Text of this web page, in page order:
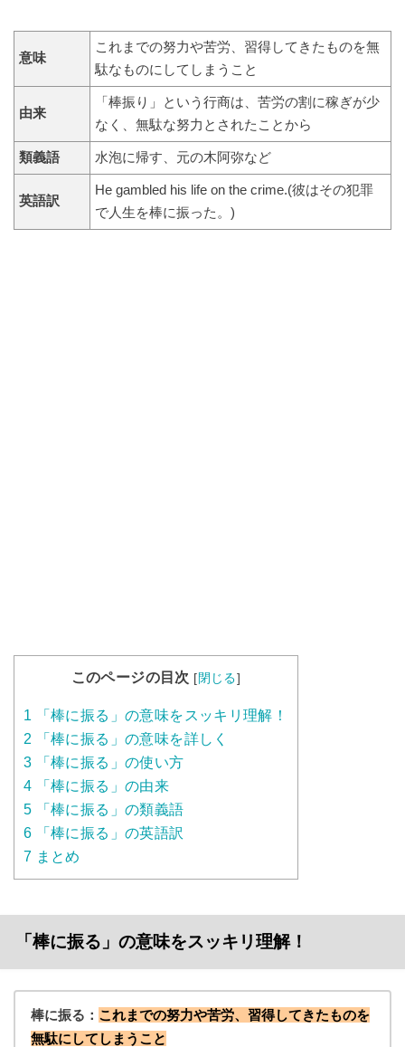
意味
これまでの努力や苦労、習得してきたものを無
駄なものにしてしまうこと
由来
「棒振り」という行商は、苦労の割に稼ぎが少
なく、無駄な努力とされたことから
類義語 水泡に帰す、元の木阿弥など
英語訳
He gambled his life on the crime.(彼はその犯罪
で人生を棒に振った。)
このページの目次 [閉じる]
1 「棒に振る」の意味をスッキリ理解！
2 「棒に振る」の意味を詳しく
3 「棒に振る」の使い方
4 「棒に振る」の由来
5 「棒に振る」の類義語
6 「棒に振る」の英語訳
7 まとめ
「棒に振る」の意味をスッキリ理解！
棒に振る： これまでの努力や苦労、習得してきたものを
無駄にしてしまうこと